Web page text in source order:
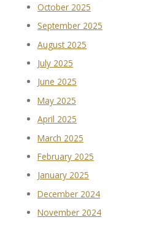
October 2025
September 2025
August 2025
July 2025
June 2025
May 2025
April 2025
March 2025
February 2025
January 2025
December 2024
November 2024